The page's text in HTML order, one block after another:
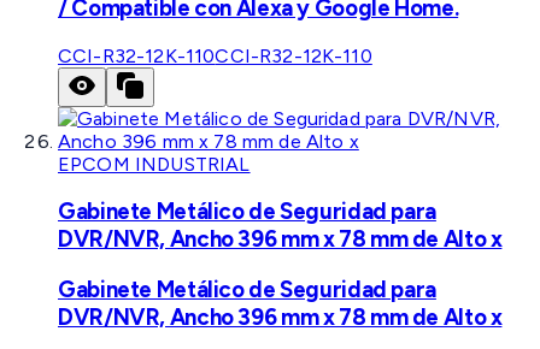
/ Compatible con Alexa y Google Home.
CCI-R32-12K-110CCI-R32-12K-110
EPCOM INDUSTRIAL
Gabinete Metálico de Seguridad para
DVR/NVR, Ancho 396 mm x 78 mm de Alto x
Gabinete Metálico de Seguridad para
DVR/NVR, Ancho 396 mm x 78 mm de Alto x